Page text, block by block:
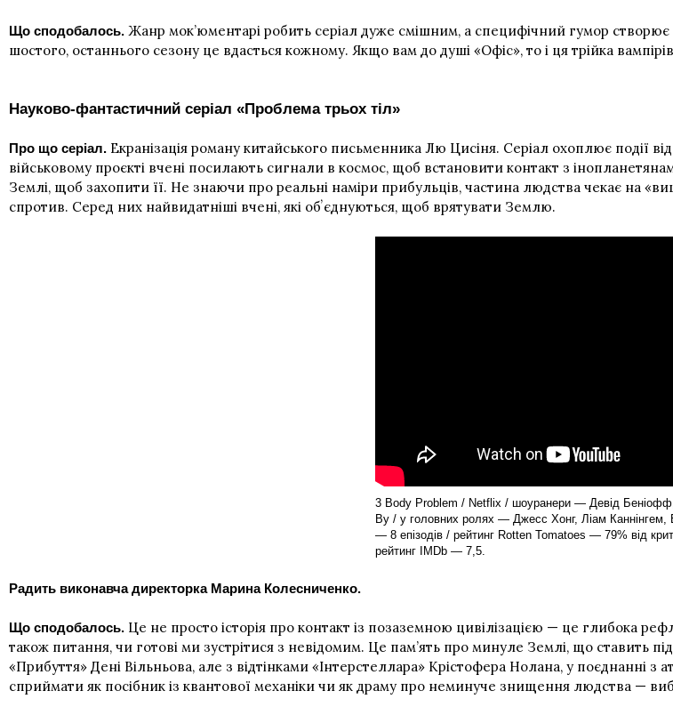
Що сподобалось. Жанр мок’юментарі робить серіал дуже смішним, а специфічний гумор
шостого, останнього сезону це вдасться кожному. Якщо вам до душі «Офіс», то і ця трійка
Науково-фантастичний серіал «Проблема трьох тіл»
Про що серіал. Екранізація роману китайського письменника Лю Цисіня. Серіал охоплює події
військовому проєкті вчені посилають сигнали в космос, щоб встановити контакт з
Землі, щоб захопити її. Не знаючи про реальні наміри прибульців, частина людства чекає на
спротив. Серед них найвидатніші вчені, які обʼєднуються, щоб врятувати Землю.
3 Body Problem / Netflix / шоуранери — Девід
Ву / у головних ролях — Джесс Хонг, Ліам Каннінгем,
— 8 епізодів / рейтинг Rotten Tomatoes — 79% від
рейтинг IMDb — 7,5.
Радить виконавча директорка Марина Колесниченко.
Що сподобалось. Це не просто історія про контакт із позаземною цивілізацією — це глибока
також питання, чи готові ми зустрітися з невідомим. Це пам’ять про минуле Землі, що ставить
«Прибуття» Дені Вільньова, але з відтінками «Інтерстеллара» Крістофера Нолана, у поєднанні
сприймати як посібник із квантової механіки чи як драму про неминуче знищення людства —